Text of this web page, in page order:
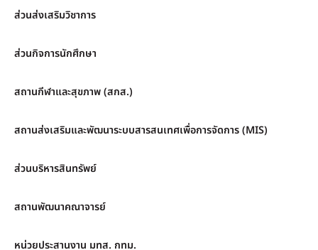
ส่วนส่งเสริมวิชาการ
ส่วนกิจการนักศึกษา
สถานกีฬาและสุขภาพ (สกส.)
สถานส่งเสริมและพัฒนาระบบสารสนเทศเพื่อการจัดการ (MIS)
ส่วนบริหารสินทรัพย์
สถานพัฒนาคณาจารย์
หน่วยประสานงาน มทส. กทม.